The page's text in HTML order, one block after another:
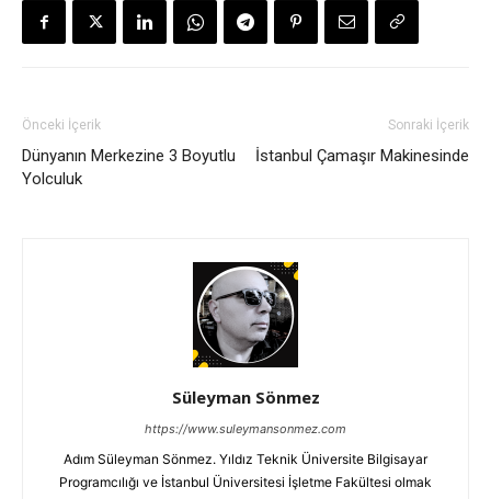
Önceki İçerik
Dünyanın Merkezine 3 Boyutlu
Yolculuk
Sonraki İçerik
İstanbul Çamaşır Makinesinde
Süleyman Sönmez
https://www.suleymansonmez.com
Adım Süleyman Sönmez. Yıldız Teknik Üniversite Bilgisayar
Programcılığı ve İstanbul Üniversitesi İşletme Fakültesi olmak